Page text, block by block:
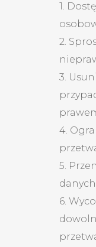
1.
2.
3.
4.
5.
6.